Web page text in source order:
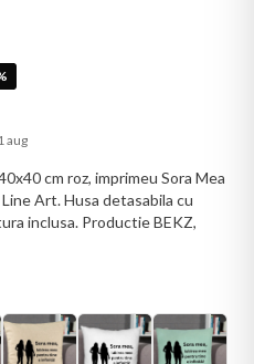
aug
cm roz, imprimeu Sora Mea
Art. Husa detasabila cu
inclusa. Productie BEKZ,